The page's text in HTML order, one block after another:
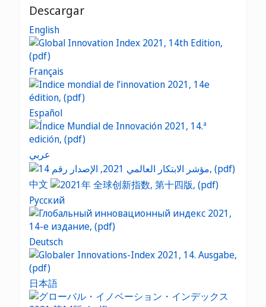
Descargar
English
Français
Español
عربي
中文
Русский
Deutsch
日本語